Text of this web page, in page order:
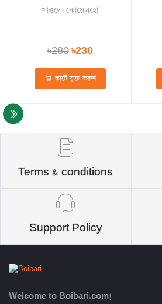
পাওলো কোয়েলহো
৳280৳230
কার্টে যুক্ত করুন
Terms & conditions
Support Policy
Welcome to Boibari.com!